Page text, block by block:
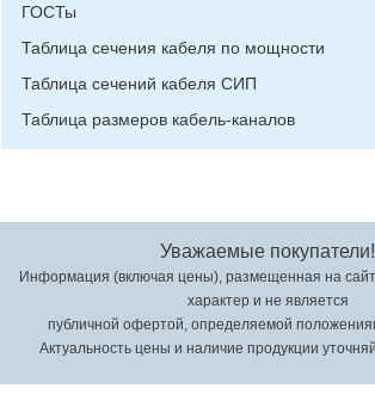
ГОСТы
Таблица сечения кабеля по мощности
Таблица сечений кабеля СИП
Таблица размеров кабель-каналов
Уважаемые покупатели!
Информация (включая цены), размещенная на
характер и не является
публичной офертой, определяемой
Актуальность цены и наличие продукции